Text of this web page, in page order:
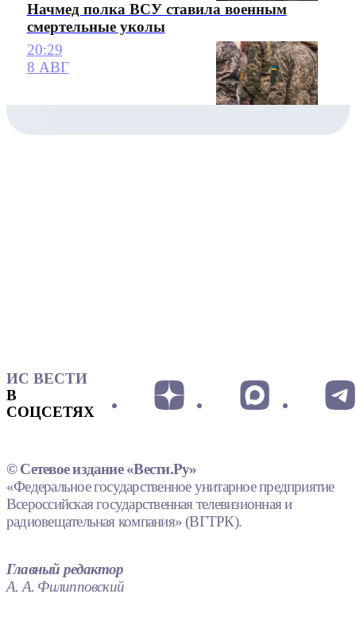
Начмед полка ВСУ ставила военным
смертельные уколы
20:29
8 АВГ
ИС ВЕСТИ
В
СОЦСЕТЯХ
© Сетевое издание «Вести.Ру»
«Федеральное государственное унитарное предприятие
Всероссийская государственная телевизионная и
радиовещательная компания» (ВГТРК).
Главный редактор
А. А. Филипповский